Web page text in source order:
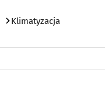
Klimatyzacja